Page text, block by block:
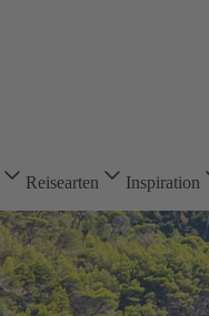
Reisearten Inspiration